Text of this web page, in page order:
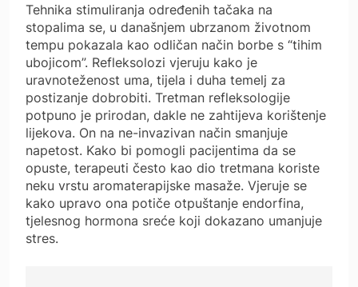
Tehnika stimuliranja određenih tačaka na
stopalima se, u današnjem ubrzanom životnom
tempu pokazala kao odličan način borbe s “tihim
ubojicom”. Refleksolozi vjeruju kako je
uravnoteženost uma, tijela i duha temelj za
postizanje dobrobiti. Tretman refleksologije
potpuno je prirodan, dakle ne zahtijeva korištenje
lijekova. On na ne-invazivan način smanjuje
napetost. Kako bi pomogli pacijentima da se
opuste, terapeuti često kao dio tretmana koriste
neku vrstu aromaterapijske masaže. Vjeruje se
kako upravo ona potiče otpuštanje endorfina,
tjelesnog hormona sreće koji dokazano umanjuje
stres.